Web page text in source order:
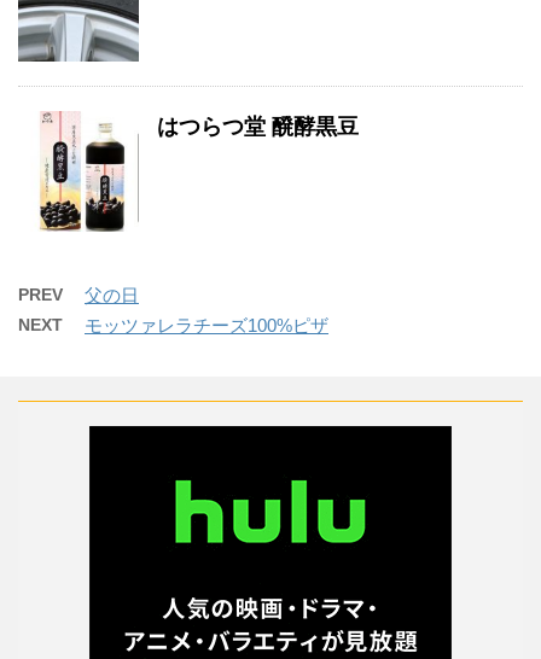
はつらつ堂 醗酵黒豆
PREV 父の日
NEXT モッツァレラチーズ100%ピザ